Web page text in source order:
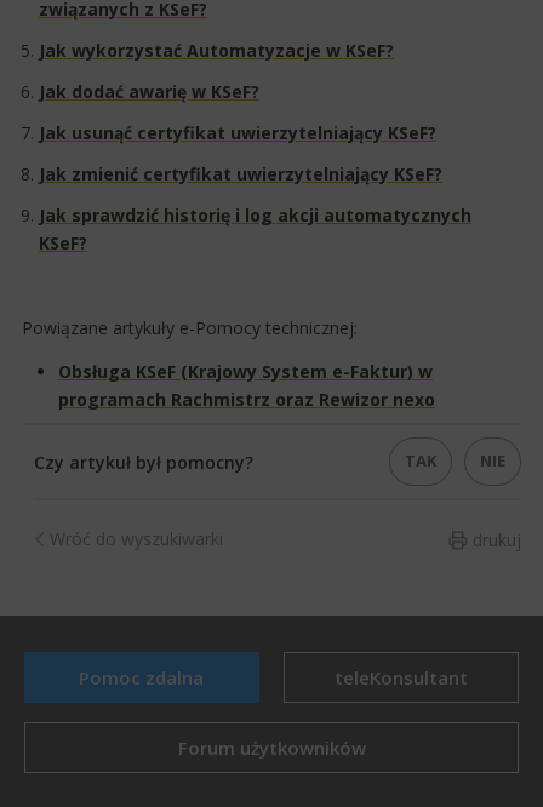
związanych z KSeF?
Jak wykorzystać Automatyzacje w KSeF?
Jak dodać awarię w KSeF?
Jak usunąć certyfikat uwierzytelniający KSeF?
Jak zmienić certyfikat uwierzytelniający KSeF?​
Jak sprawdzić historię i log akcji automatycznych
KSeF?​
Powiązane artykuły e-Pomocy technicznej:
Obsługa KSeF (Krajowy System e-Faktur) w
programach Rachmistrz oraz Rewizor nexo​
Czy artykuł był pomocny? TAK NIE
drukuj
Wróć do wyszukiwarki
Pomoc zdalna teleKonsultant
Forum użytkowników